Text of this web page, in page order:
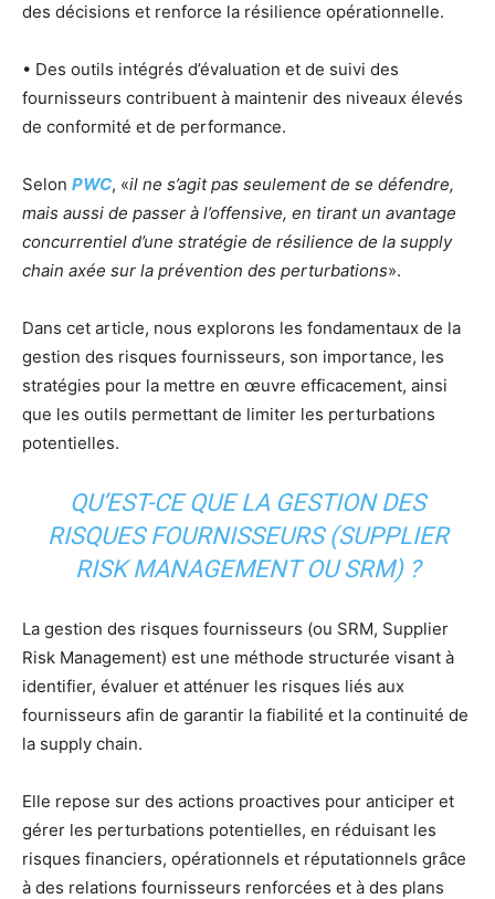
des décisions et renforce la résilience opérationnelle.
• Des outils intégrés d’évaluation et de suivi des
fournisseurs contribuent à maintenir des niveaux élevés
de conformité et de performance.
Selon PWC, «il ne s’agit pas seulement de se défendre,
mais aussi de passer à l’offensive, en tirant un avantage
concurrentiel d’une stratégie de résilience de la supply
chain axée sur la prévention des perturbations».
Dans cet article, nous explorons les fondamentaux de la
gestion des risques fournisseurs, son importance, les
stratégies pour la mettre en œuvre efficacement, ainsi
que les outils permettant de limiter les perturbations
potentielles.
QU’EST-CE QUE LA GESTION DES
RISQUES FOURNISSEURS (SUPPLIER
RISK MANAGEMENT OU SRM) ?
La gestion des risques fournisseurs (ou SRM, Supplier
Risk Management) est une méthode structurée visant à
identifier, évaluer et atténuer les risques liés aux
fournisseurs afin de garantir la fiabilité et la continuité de
la supply chain.
Elle repose sur des actions proactives pour anticiper et
gérer les perturbations potentielles, en réduisant les
risques financiers, opérationnels et réputationnels grâce
à des relations fournisseurs renforcées et à des plans